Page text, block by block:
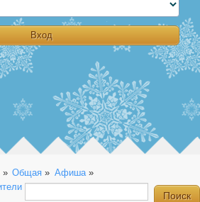
» Общая » Афиша»